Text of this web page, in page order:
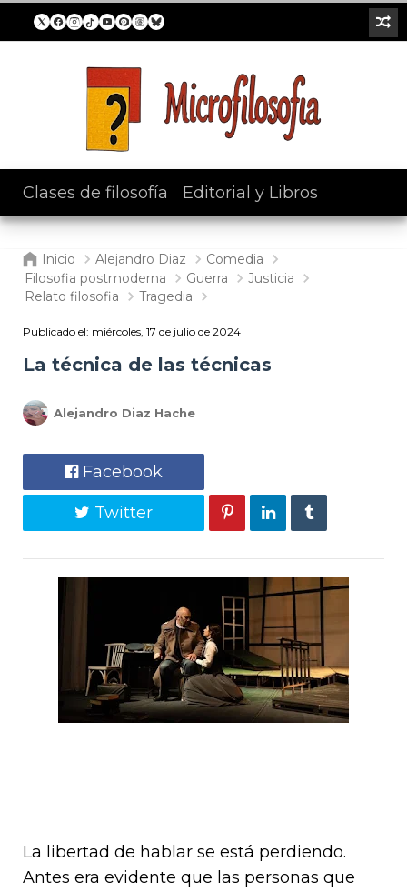
Clases de filosofía Editorial y Libros
Inicio Alejandro Diaz
Comedia
Filosofia postmoderna
Guerra
Justicia
Relato filosofia
Tragedia
Publicado el: miércoles, 17 de julio de 2024
La técnica de las técnicas
Alejandro Diaz Hache
Facebook
Twitter
La libertad de hablar se está perdiendo.
Antes era evidente que las personas que